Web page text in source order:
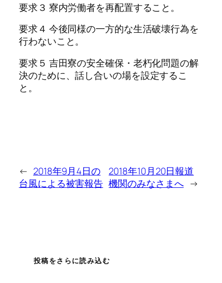
要求３ 寮内労働者を再配置すること。
要求４ 今後同様の一方的な生活破壊行為を
行わないこと。
要求５ 吉田寮の安全確保・老朽化問題の解
決のために、話し合いの場を設定するこ
と。
← 2018年9月4日の
台風による被害報告
2018年10月20日報道
機関のみなさまへ →
投稿をさらに読み込む